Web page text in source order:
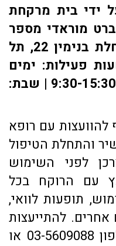
ידי בית מרקחת
מוראדי מספר
רישיון: 3394, כתובת: ​נחלת בנימין 22, תל
5609088, שעות פעילות: ימים
א-ה: 9:30-18:30 | ימי ו' 9:30-15:30 | שבת:
להוועצות עם רופא
והתחלת הטיפול
לפני השימוש
עם הרוקח בכל
תופעות לוואי,
להתייעצות
עם רוקח פנה למספר טלפון 03-5609088 או